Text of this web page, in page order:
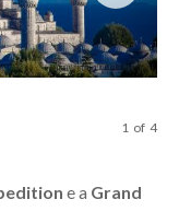
1 of 4
e a Grand